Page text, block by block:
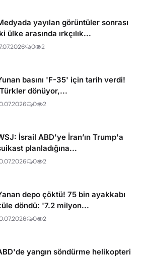
yayılan görüntüler sonrası
ülke arasında ırkçılık...
0 2
basını 'F-35' için tarih verdi!
dönüyor,...
0 2
İsrail ABD'ye İran’ın Trump'a
planladığına...
0 2
depo çöktü! 75 bin ayakkabı
döndü: '7.2 milyon...
0 2
yangın söndürme helikopteri